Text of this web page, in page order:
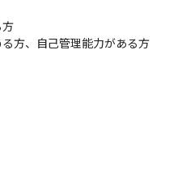
方、自己管理能力がある方